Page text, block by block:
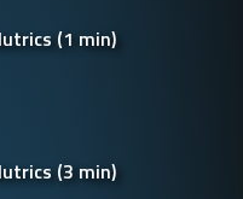
(1 min)
(3 min)